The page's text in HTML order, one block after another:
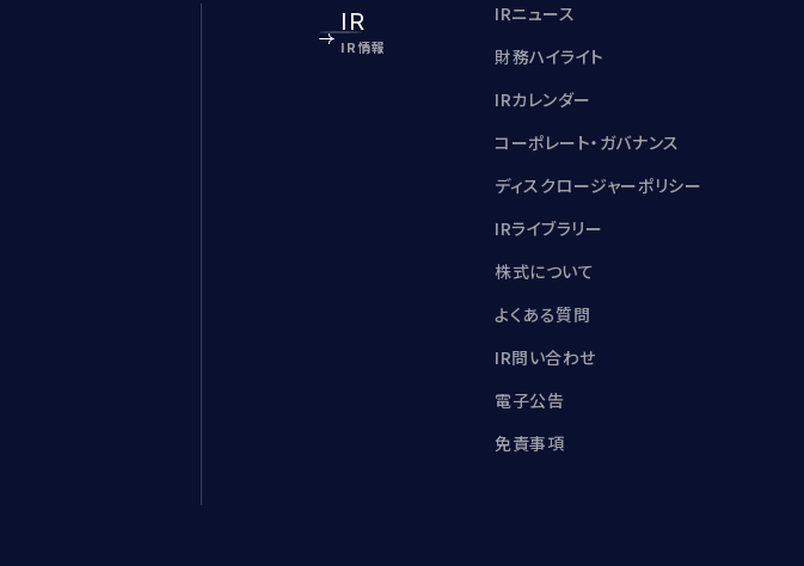
IR
IR情報
IRニュース
財務ハイライト
IRカレンダー
コーポレート・ガバナンス
ディスクロージャーポリシー
IRライブラリー
株式について
よくある質問
IR問い合わせ
電子公告
免責事項